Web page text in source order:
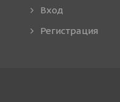
Вход
Регистрация